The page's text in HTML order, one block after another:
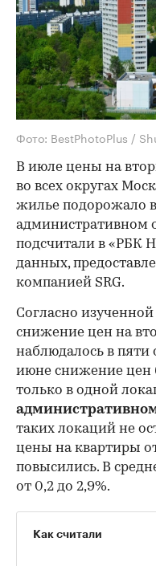
Фото: BestPhotoPlus /
В июле цены на
во всех округах
жилье подорожало
административном
подсчитали в «РБК
данных,
компанией SRG.
Согласно изученной
снижение цен на
наблюдалось в пяти
июне снижение цен
только в одной
таких локаций не
цены на квартиры
повысились. В
от 0,2 до 2,9%.
Как считали